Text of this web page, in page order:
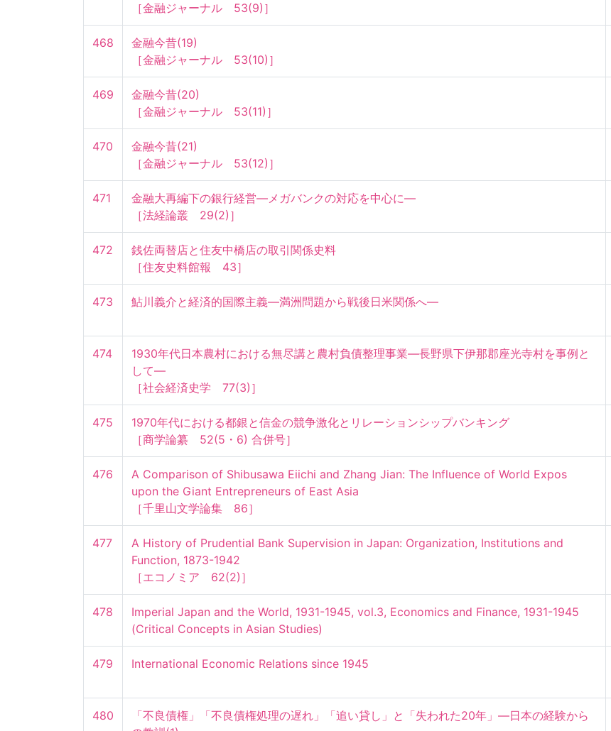
［金融ジャーナル　53(9)］
468
金融今昔(19)
［金融ジャーナル　53(10)］
469
金融今昔(20)
［金融ジャーナル　53(11)］
470
金融今昔(21)
［金融ジャーナル　53(12)］
471
金融大再編下の銀行経営―メガバンクの対応を中心に―
［法経論叢　29(2)］
472
銭佐両替店と住友中橋店の取引関係史料
［住友史料館報　43］
473 鮎川義介と経済的国際主義―満洲問題から戦後日米関係へ―
474
1930年代日本農村における無尽講と農村負債整理事業―長野県下伊那郡座光寺村を事例と
して―
［社会経済史学　77(3)］
475
1970年代における都銀と信金の競争激化とリレーションシップバンキング
［商学論纂　52(5・6) 合併号］
476
A Comparison of Shibusawa Eiichi and Zhang Jian: The Influence of World Expos
upon the Giant Entrepreneurs of East Asia
［千里山文学論集　86］
477
A History of Prudential Bank Supervision in Japan: Organization, Institutions and
Function, 1873-1942
［エコノミア　62(2)］
478
Imperial Japan and the World, 1931-1945, vol.3, Economics and Finance, 1931-1945
(Critical Concepts in Asian Studies)
479 International Economic Relations since 1945
480
「不良債権」「不良債権処理の遅れ」「追い貸し」と「失われた20年」―日本の経験から